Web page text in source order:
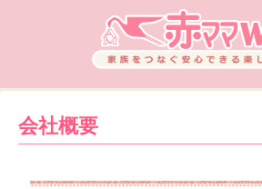
会社概要